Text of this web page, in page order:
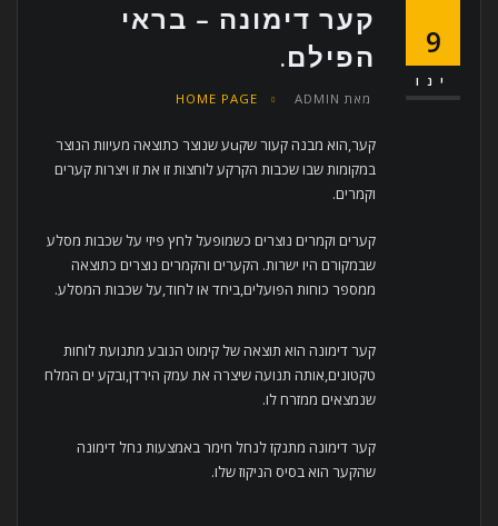
9
ינו
קער דימונה – בראי
הפילם.
מאת ADMIN
HOME PAGE
קער,הוא מבנה קעור שקuע שנוצר כתוצאה מעיוות הנוצר
במקומות שבו שכבות הקרקע לוחצות זו את זו ויצרות קערים
וקמרים.
קערים וקמרים נוצרים כשמופעל לחץ פיזי על שכבות מסלע
שבמקורם היו ישרות. הקערים והקמרים נוצרים כתוצאה
ממספר כוחות הפועלים,ביחד או לחוד,על שכבות המסלע.
קער דימונה הוא תוצאה של קימוט הנובע מתנועת לוחות
טקטונים,אותה תנועה שיצרה את עמק הירדן,ובקע ים המלח
שנמצאים ממזרח לו.
קער דימונה מתנקז לנחל חימר באמצעות נחל דימונה
שהקער הוא בסיס הניקוז שלו.